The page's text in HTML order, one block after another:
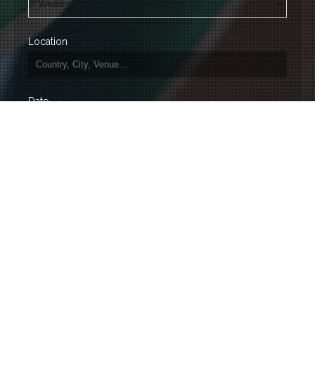
Location
Date